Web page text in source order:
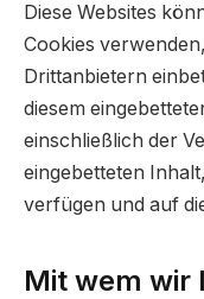
Diese Websites
Cookies
Drittanbietern
diesem
einschließlich der
eingebetteten
verfügen und auf
Mit wem wir